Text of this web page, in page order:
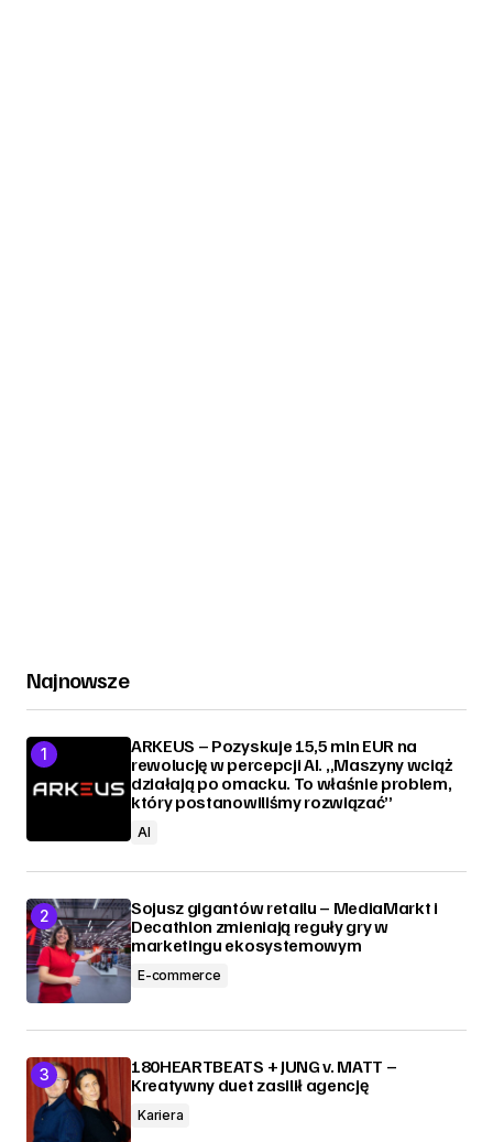
Najnowsze
ARKEUS – Pozyskuje 15,5 mln EUR na
rewolucję w percepcji AI. „Maszyny wciąż
działają po omacku. To właśnie problem,
który postanowiliśmy rozwiązać”
AI
Sojusz gigantów retailu – MediaMarkt i
Decathlon zmieniają reguły gry w
marketingu ekosystemowym
E-commerce
180HEARTBEATS + JUNG v. MATT –
Kreatywny duet zasilił agencję
Kariera